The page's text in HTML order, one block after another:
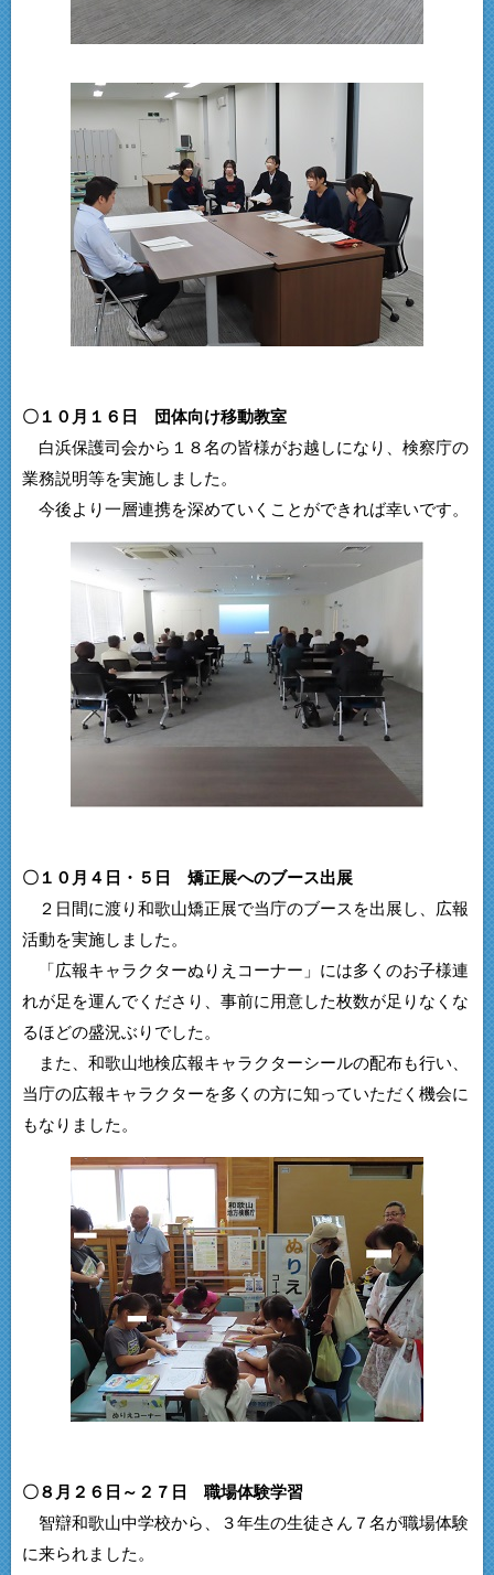
〇１０月１６日 団体向け移動教室
白浜保護司会から１８名の皆様がお越しになり、検察庁の
業務説明等を実施しました。
今後より一層連携を深めていくことができれば幸いです。
〇１０月４日・５日 矯正展へのブース出展
２日間に渡り和歌山矯正展で当庁のブースを出展し、広報
活動を実施しました。
「広報キャラクターぬりえコーナー」には多くのお子様連
れが足を運んでくださり、事前に用意した枚数が足りなくな
るほどの盛況ぶりでした。
また、和歌山地検広報キャラクターシールの配布も行い、
当庁の広報キャラクターを多くの方に知っていただく機会に
もなりました。
〇８月２６日～２７日 職場体験学習
智辯和歌山中学校から、３年生の生徒さん７名が職場体験
に来られました。